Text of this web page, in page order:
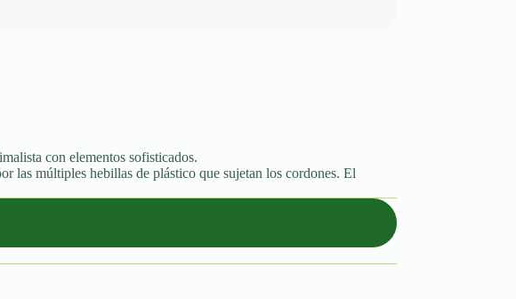
con elementos sofisticados.
las múltiples hebillas de plástico que sujetan los cordones. El